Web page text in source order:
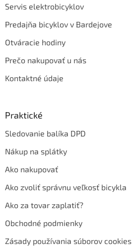
Servis elektrobicyklov
Predajňa bicyklov v Bardejove
Otváracie hodiny
Prečo nakupovať u nás
Kontaktné údaje
Praktické
Sledovanie balíka DPD
Nákup na splátky
Ako nakupovať
Ako zvoliť správnu veľkosť bicykla
Ako za tovar zaplatiť?
Obchodné podmienky
Zásady používania súborov cookies